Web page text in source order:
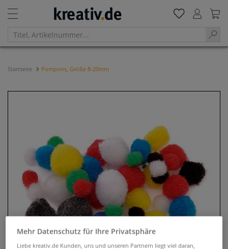
Startseite Pompons, Größe 8-20mm
Mehr Datenschutz für Ihre Privatsphäre
Liebe kreativ.de Kunden, uns und unseren Partnern liegt viel daran,